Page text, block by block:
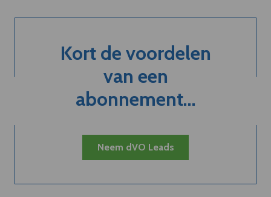
Kort de voordelen
van een
abonnement...
Neem dVO Leads